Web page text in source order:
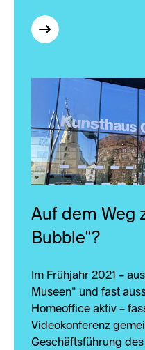
Auf dem Weg
Bubble“?
Im Frühjahr 2021 –
Museen“ und fast
Homeoffice aktiv –
Videokonferenz
Geschäftsführung